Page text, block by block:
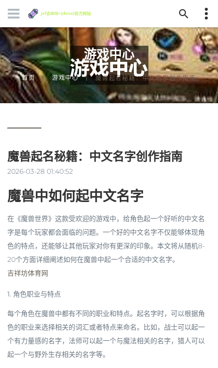
游戏中心
首页 游戏中心 魔兽起名秘籍：中文名字创作指南
魔兽起名秘籍：中文名字创作指南
2026-03-28 01:40:52
魔兽中如何起中文名字
在《魔兽世界》这款受欢迎的游戏中，给角色起一个好听的中文名
字是每个玩家都会面临的问题。一个好的中文名字不仅能够体现角
色的特点，还能够让其他玩家对你有更深的印象。本文将从随机8-
20个方面详细阐述如何在魔兽中起一个合适的中文名字。
吉祥坊体育网
1. 角色职业与特点
每个角色在魔兽中都有不同的职业和特点。起名字时，可以根据角
色的职业来选择相关的词汇或者特点来命名。比如，战士可以起一
个有力量感的名字，法师可以起一个与魔法相关的名字，猎人可以
起一个与野外生存相关的名字等。